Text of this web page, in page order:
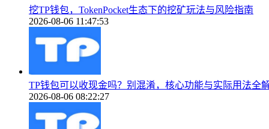
挖TP钱包，TokenPocket生态下的挖矿玩法与风险指南
2026-08-06 11:47:53
TP钱包可以收现金吗？别混淆，核心功能与实际用法全
2026-08-06 08:22:27